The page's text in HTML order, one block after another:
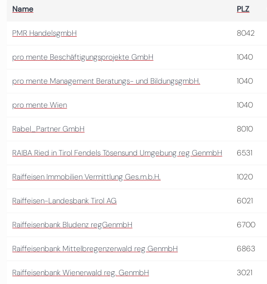
Name PLZ
PMR HandelsgmbH 8042
pro mente Beschäftigungsprojekte GmbH 1040
pro mente Management Beratungs- und BildungsgmbH. 1040
pro mente Wien 1040
Rabel_Partner GmbH 8010
RAIBA Ried in Tirol Fendels Tösensund Umgebung reg GenmbH 6531
Raiffeisen Immobilien Vermittlung Ges.m.b.H. 1020
Raiffeisen-Landesbank Tirol AG 6021
Raiffeisenbank Bludenz regGenmbH 6700
Raiffeisenbank Mittelbregenzerwald reg GenmbH 6863
Raiffeisenbank Wienerwald reg. GenmbH 3021